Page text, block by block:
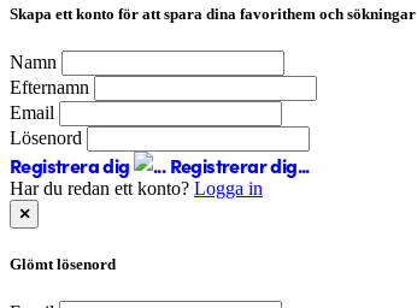
Skapa ett konto för att spara dina favorithem och sökningar
Namn
Efternamn
Email
Lösenord
Registrera dig Registrerar dig...
Har du redan ett konto? Logga in
×
Glömt lösenord